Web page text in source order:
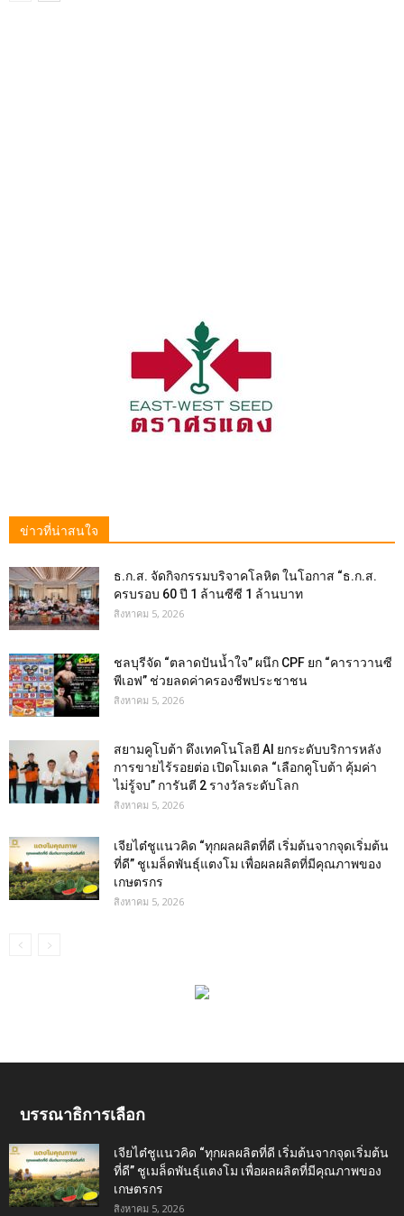
ข่าวที่น่าสนใจ
ธ.ก.ส. จัดกิจกรรมบริจาคโลหิต ในโอกาส “ธ.ก.ส.
ครบรอบ 60 ปี 1 ล้านซีซี 1 ล้านบาท
สิงหาคม 5, 2026
ชลบุรีจัด “ตลาดปันน้ำใจ” ผนึก CPF ยก “คาราวานซี
พีเอฟ” ช่วยลดค่าครองชีพประชาชน
สิงหาคม 5, 2026
สยามคูโบต้า ดึงเทคโนโลยี AI ยกระดับบริการหลัง
การขายไร้รอยต่อ เปิดโมเดล “เลือกคูโบต้า คุ้มค่า
ไม่รู้จบ” การันตี 2 รางวัลระดับโลก
สิงหาคม 5, 2026
เจียไต๋ชูแนวคิด “ทุกผลผลิตที่ดี เริ่มต้นจากจุดเริ่มต้น
ที่ดี” ชูเมล็ดพันธุ์แตงโม เพื่อผลผลิตที่มีคุณภาพของ
เกษตรกร
สิงหาคม 5, 2026
บรรณาธิการเลือก
เจียไต๋ชูแนวคิด “ทุกผลผลิตที่ดี เริ่มต้นจากจุดเริ่มต้น
ที่ดี” ชูเมล็ดพันธุ์แตงโม เพื่อผลผลิตที่มีคุณภาพของ
เกษตรกร
สิงหาคม 5, 2026